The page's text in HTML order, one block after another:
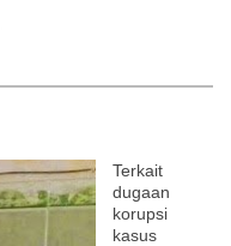
Terkait
dugaan
korupsi
kasus